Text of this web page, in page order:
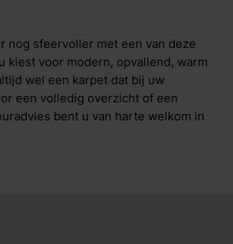
nog sfeervoller met een van deze
kiest voor modern, opvallend, warm
wel een karpet dat bij uw
een volledig overzicht of een
bent u van harte welkom in